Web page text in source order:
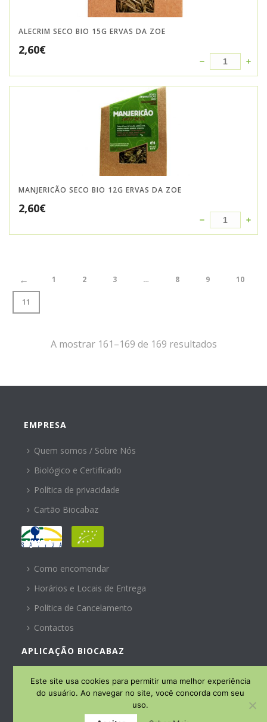
ALECRIM SECO BIO 15G ERVAS DA ZOE
2,60€
MANJERICÃO SECO BIO 12G ERVAS DA ZOE
2,60€
← 1 2 3 … 8 9 10
11
A mostrar 161–169 de 169 resultados
EMPRESA
Quem somos / Sobre Nós
Biológico e Certificado
Política de privacidade
Cartão Biocabaz
AJUDA
Como encomendar
Horários e Locais de Entrega
Política de Cancelamento
Contactos
APLICAÇÃO BIOCABAZ
SUBSCREVA A NOSSA
NEWSLETTER
Este site usa cookies para permitir uma melhor experiência
do usuário. Ao navegar no site, você concorda com seu
uso.